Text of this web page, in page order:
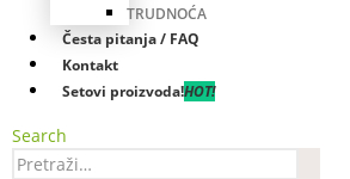
TRUDNOĆA
Česta pitanja / FAQ
Kontakt
Setovi proizvoda!HOT!
Search